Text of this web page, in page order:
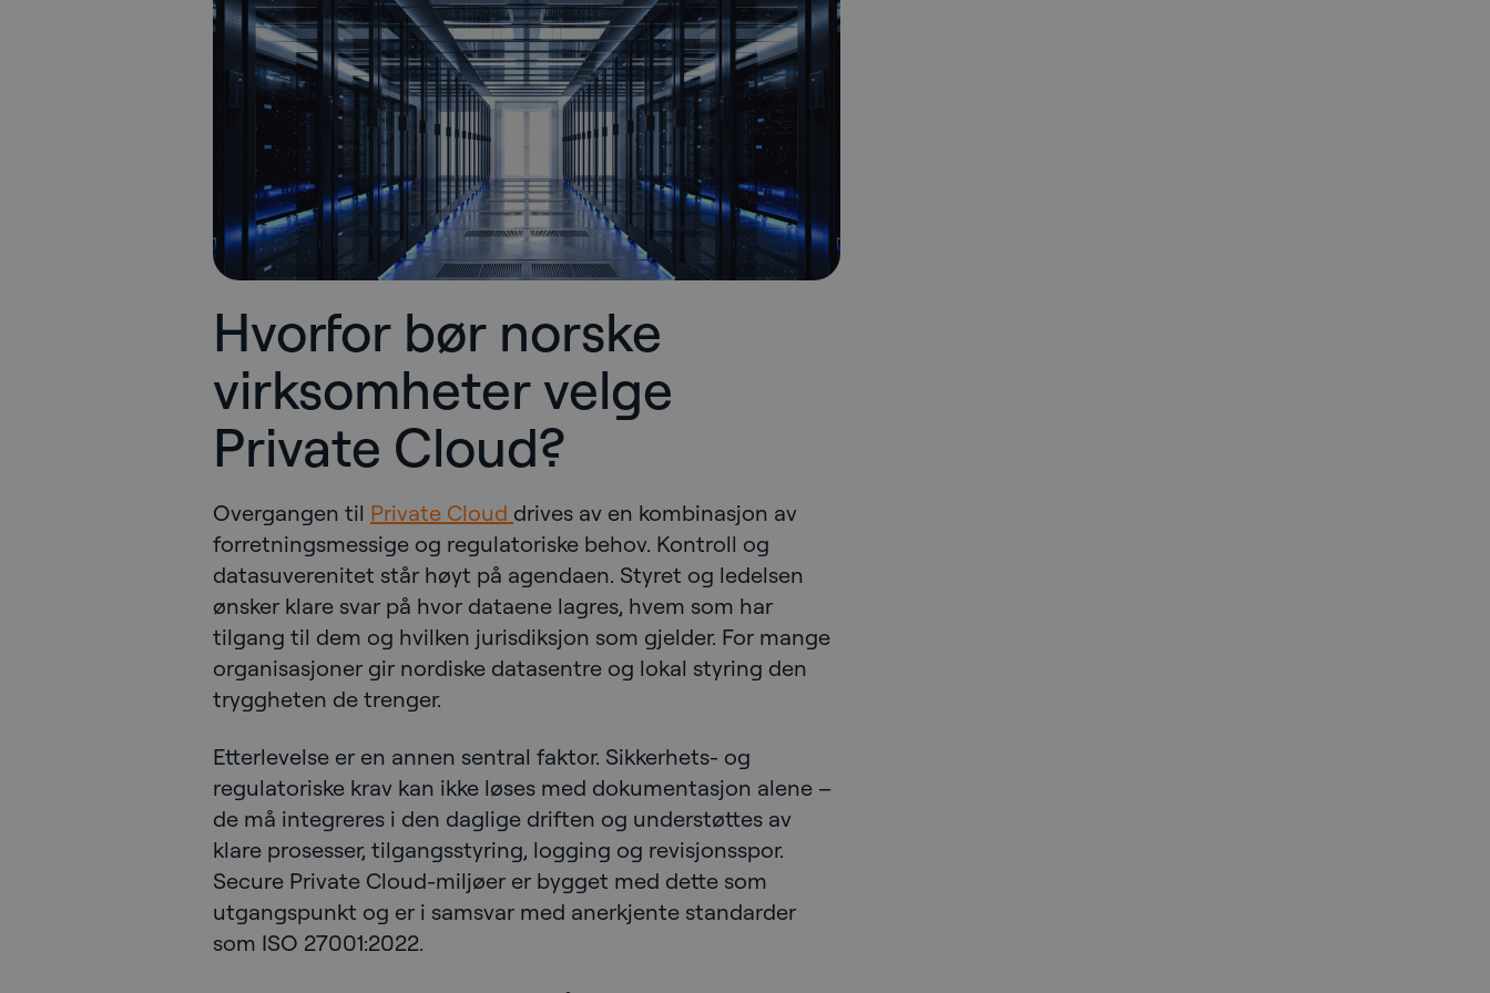
Hvorfor bør norske
virksomheter velge
Private Cloud?
Overgangen til Private Cloud drives av en kombinasjon av
forretningsmessige og regulatoriske behov. Kontroll og
datasuverenitet står høyt på agendaen. Styret og ledelsen
ønsker klare svar på hvor dataene lagres, hvem som har
tilgang til dem og hvilken jurisdiksjon som gjelder. For mange
organisasjoner gir nordiske datasentre og lokal styring den
tryggheten de trenger.
Etterlevelse er en annen sentral faktor. Sikkerhets- og
regulatoriske krav kan ikke løses med dokumentasjon alene –
de må integreres i den daglige driften og understøttes av
klare prosesser, tilgangsstyring, logging og revisjonsspor.
Secure Private Cloud-miljøer er bygget med dette som
utgangspunkt og er i samsvar med anerkjente standarder
som ISO 27001:2022.